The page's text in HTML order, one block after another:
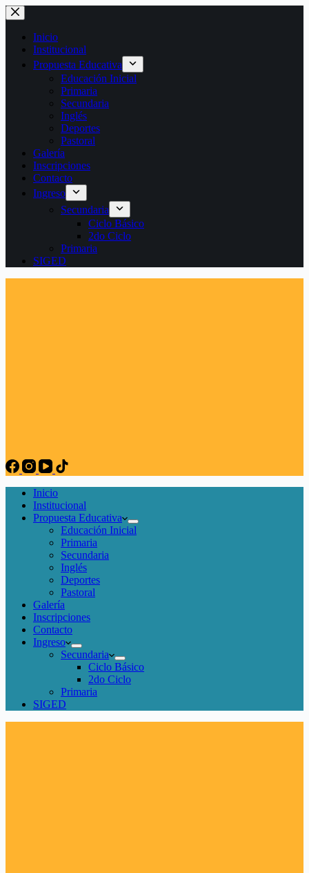
Saltar
al
contenido
Inicio
Institucional
Propuesta Educativa
Educación Inicial
Primaria
Secundaria
Inglés
Deportes
Pastoral
Galería
Inscripciones
Contacto
Ingreso
Secundaria
Ciclo Básico
2do Ciclo
Primaria
SIGED
Inicio
Institucional
Propuesta Educativa
Educación Inicial
Primaria
Secundaria
Inglés
Deportes
Pastoral
Galería
Inscripciones
Contacto
Ingreso
Secundaria
Ciclo Básico
2do Ciclo
Primaria
SIGED